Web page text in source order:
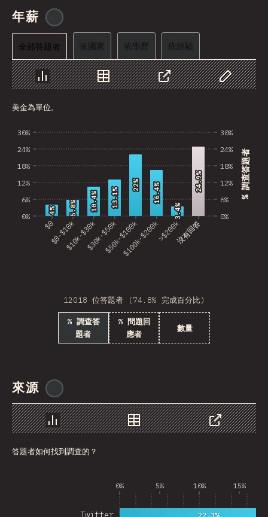
Togo
Suriname
Tanzania
Brunei
GRD
Burkina Faso
VCT
Kyrgyzstan
BMU
Montenegro
PRK
年薪
全部答題者 依國家 依學歷 依經驗
圖表 資料 分享
自訂資料
美金為單位。
0%
6%
12%
18%
24%
30%
% 調查答題者
$0$0-$10k$10k-$30k$30k-$50k$50k-$100k$100k-$200k>$200k沒有回答
0%
6%
12%
18%
24%
30%
4%
4% 5.8%
5.8% 10.4%
10.4% 13.1%
13.1%
22%
22% 16.4%
16.4%
3.4%
3.4%
24.9%
24.9%
12018 位答題者 (74.8% 完成百分比)
% 調查答
題者
% 問題回
應者
數量
來源
圖表 資料
分享
答題者如何找到調查的？
0% 5% 10% 15%
22.3%